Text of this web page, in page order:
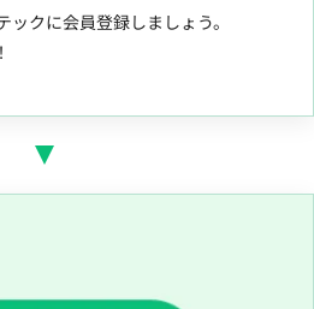
クに会員登録しましょう。